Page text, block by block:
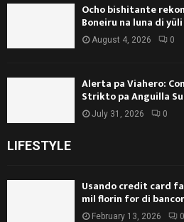
Ocho bishitante
Boneiru na luna di yüli
August 4, 2026 0
Alerta pa Viahero:
Strikto pa Anguilla
July 31, 2026 0
LIFESTYLE
Usando credit card
mil florin for di
February 13, 2026 0